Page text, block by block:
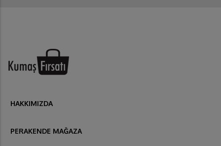
HAKKIMIZDA
PERAKENDE MAĞAZA